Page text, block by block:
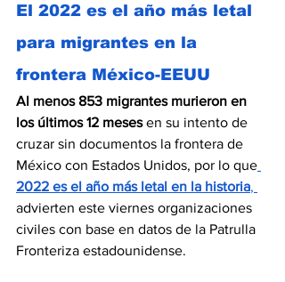
El 2022 es el año más letal
para migrantes en la
frontera México-EEUU
Al menos 853 migrantes murieron en
los últimos 12 meses en su intento de
cruzar sin documentos la frontera de
México con Estados Unidos, por lo que
2022 es el año más letal en la historia,
advierten este viernes organizaciones
civiles con base en datos de la Patrulla
Fronteriza estadounidense.